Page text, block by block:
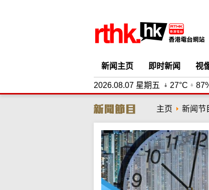
新闻主页 即时新闻 视
2026.08.07 星期五 27°C
主页 新闻节